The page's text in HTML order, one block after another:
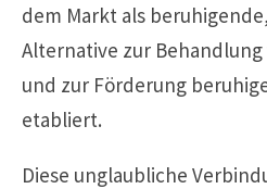
dem Markt als
Alternative zur
und zur Förderung
etabliert.
Diese unglaubliche